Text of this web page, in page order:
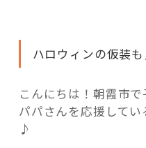
コーディ
これからの暮
手
り
の
ハ
ロ
ハロウィンの仮装
こんにちは！朝霞市
パパさんを応援して
♪